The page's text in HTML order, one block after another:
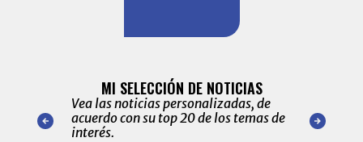
nuestro
para
MI SELECCIÓN DE NOTICIAS
Vea las noticias personalizadas, de
acuerdo con su top 20 de los temas de
interés.
de las